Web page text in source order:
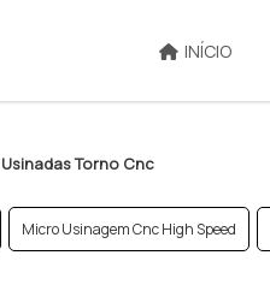
INÍCIO
Torno Cnc
Micro Usinagem Cnc High Speed